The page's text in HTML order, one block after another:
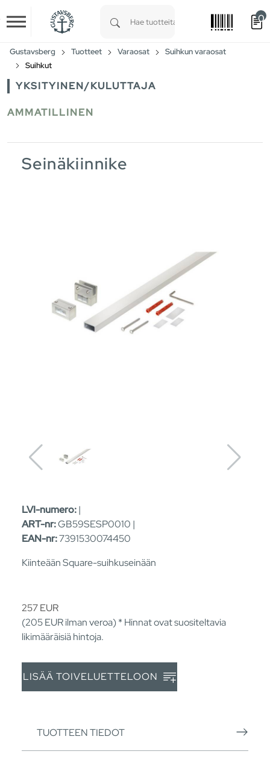
Skip to main content
0
Gustavsberg Tuotteet Varaosat
Suihkun varaosat
Suihkut
YKSITYINEN/KULUTTAJA
AMMATILLINEN
Seinäkiinnike
LVI-numero:|
ART-nr:GB59SESP0010 |
EAN-nr:7391530074450
Kiinteään Square-suihkuseinään
257EUR
(205EURilman veroa) * Hinnat ovat suositeltavia
likimääräisiä hintoja.
LISÄÄ TOIVELUETTELOON
TUOTTEEN TIEDOT